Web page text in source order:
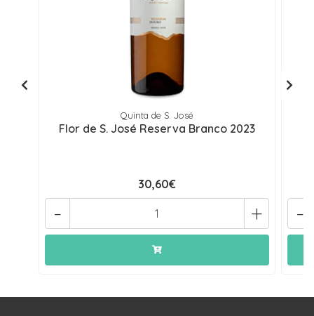
Quinta de S. José
Flor de S. José Reserva Branco 2023
30,60€
+
- -